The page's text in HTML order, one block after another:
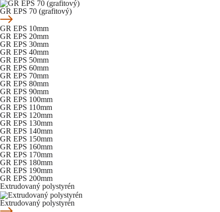
GR EPS 70 (grafitový)
GR EPS 10mm
GR EPS 20mm
GR EPS 30mm
GR EPS 40mm
GR EPS 50mm
GR EPS 60mm
GR EPS 70mm
GR EPS 80mm
GR EPS 90mm
GR EPS 100mm
GR EPS 110mm
GR EPS 120mm
GR EPS 130mm
GR EPS 140mm
GR EPS 150mm
GR EPS 160mm
GR EPS 170mm
GR EPS 180mm
GR EPS 190mm
GR EPS 200mm
Extrudovaný polystyrén
Extrudovaný polystyrén